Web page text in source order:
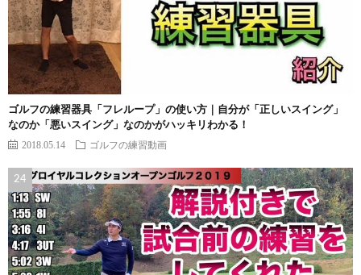
ゴルフの練習器具「フレループ」の使い方｜自分が「正しいスイング」
なのか「悪いスイング」なのかがハッキリわかる！
2018.05.14 ゴルフの練習動画